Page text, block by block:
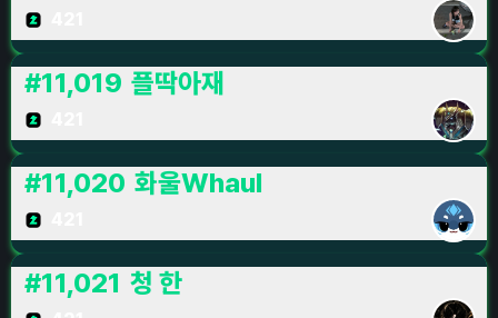
#11,019 플딱아재
#11,020 화울Whaul
#11,021 청 한